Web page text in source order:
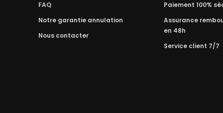
FAQ
Notre garantie annulation
Nous contacter
Paiement 100%
Assurance
en 48h
Service client 7/7